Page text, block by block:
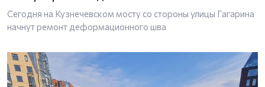
Сегодня на Кузнечевском мосту со стороны улицы Гагарина
начнут ремонт деформационного шва